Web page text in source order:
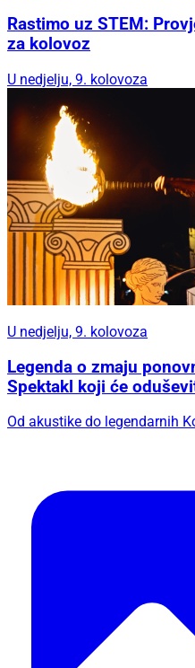
Rastimo uz STEM:
za kolovoz
U nedjelju, 9. kolovoza
U nedjelju, 9. kolovoza
Legenda o zmaju
Spektakl koji će
Od akustike do legendarnih